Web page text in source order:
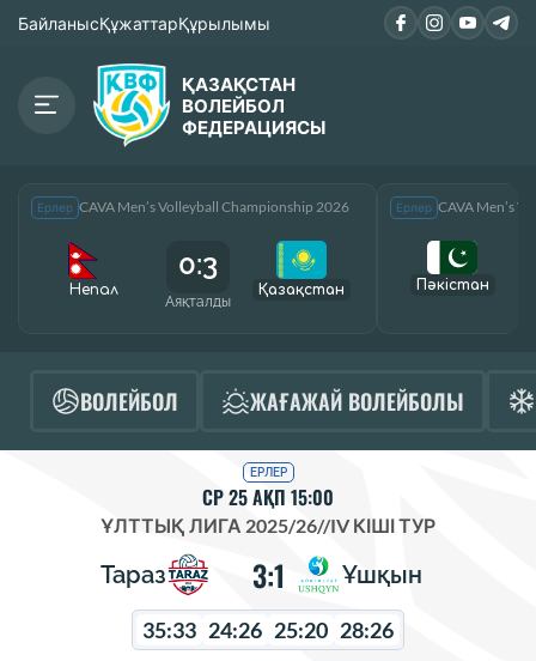
БайланысҚұжаттарҚұрылымы
ҚАЗАҚСТАН
ВОЛЕЙБОЛ
ФЕДЕРАЦИЯСЫ
Ерлер CAVA Men’s Volleyball Championship 2026
Непал
0:3
Аяқталды
Қазақcтан
Ерлер CAVA Men’s
Пәкістан
ВОЛЕЙБОЛ ЖАҒАЖАЙ ВОЛЕЙБОЛЫ
ЕРЛЕР
СР 25 АҚП 15:00
ҰЛТТЫҚ ЛИГА 2025/26//IV КІШІ ТУР
Тараз 3:1 Ұшқын
35:33 24:26 25:20 28:26